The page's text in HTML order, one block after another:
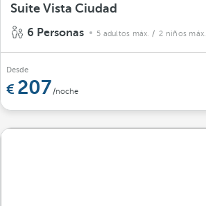
Suite Vista Ciudad
6 Personas
5 adultos máx. / 2 niños máx.
Desde
207/noche